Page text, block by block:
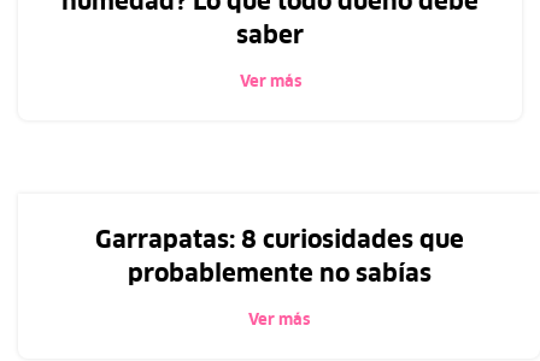
saber
Ver más
Garrapatas: 8 curiosidades que
probablemente no sabías
Ver más